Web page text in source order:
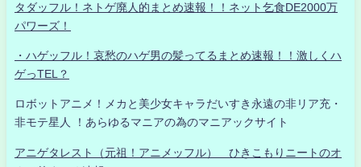
タダッフル！ネトゲ廃人的まとめ速報！！ネット乞食DE2000万
パワーズ！
・ハゲッフル！哀愁のハゲ男の髪ってるまとめ速報！！激しくハ
ゲっTEL？
ロボットアニメ！メカと美少女キャラだいすき永遠の非リア充・
非モテ星人 ！あらゆるマニアの為のマニアックサイト
アニゲタレスト（元祖！アニメッフル） ひきこもりニートのオ